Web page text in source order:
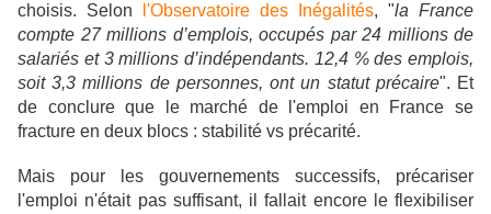
choisis. Selon
l'Observatoire des Inégalités, "la France
compte 27 millions d’emplois, occupés par 24 millions de
salariés et 3 millions d’indépendants. 12,4 % des emplois,
soit 3,3 millions de personnes, ont un statut précaire". Et
de conclure que le marché de l'emploi en France se
fracture en deux blocs : stabilité vs précarité.
Mais pour les gouvernements successifs, précariser
l'emploi n'était pas suffisant, il fallait encore le flexibiliser